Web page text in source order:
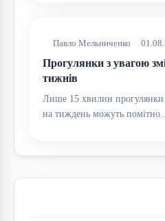
Павло Мельниченко
Прогулянки з увагою
тижнів
Лише 15 хвилин прогулянки
на тиждень можуть помітно…